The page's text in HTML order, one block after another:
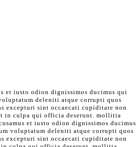
et iusto odion dignissimos ducimus qui
deleniti atque corrupti quos
excepturi sint occaecati cupiditate non
in culpa qui officia deserunt. mollitia
et iusto odion dignissimos ducimus
voluptatum deleniti atque corrupti quos
excepturi sint occaecati cupiditate non